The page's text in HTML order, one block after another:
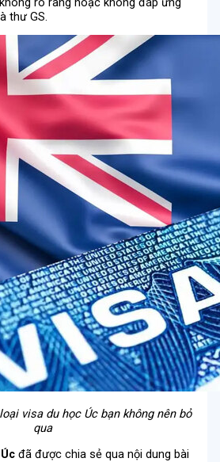
thư GS.
visa du học Úc bạn không nên bỏ
qua
đã được chia sẻ qua nội dung bài